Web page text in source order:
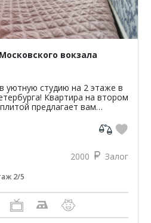
вокзала
студию на 2 этаже в
Квартира на втором
предлагает вам
2000 Залог
2/5